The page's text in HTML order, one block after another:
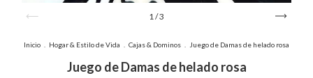
1 /3
Inicio Hogar & Estilo de Vida Cajas & Dominos Juego de Damas de helado rosa
Juego de Damas de helado rosa